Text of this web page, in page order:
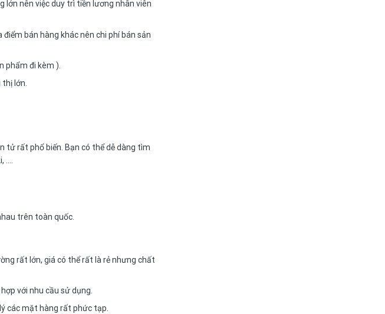
lớn nên việc duy trì tiền lương nhân viên
bán hàng khác nên chi phí bán sản
phẩm đi kèm ).
thị lớn.
tử rất phổ biến. Bạn có thể dễ dàng tìm
….
trên toàn quốc.
rất lớn, giá có thể rất là rẻ nhưng chất
với nhu cầu sử dụng.
các mặt hàng rất phức tạp.